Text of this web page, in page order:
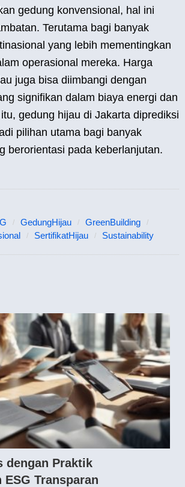
gedung konvensional, hal ini
Terutama bagi banyak
yang lebih mementingkan
operasional mereka. Harga
juga bisa diimbangi dengan
signifikan dalam biaya energi dan
gedung hijau di Jakarta diprediksi
pilihan utama bagi banyak
berorientasi pada keberlanjutan.
GedungHijau
GreenBuilding
SertifikatHijau Sustainability
dengan Praktik
Transparan